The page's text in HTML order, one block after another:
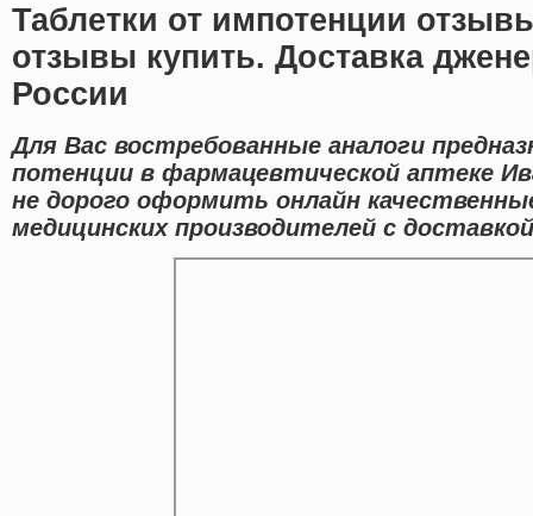
Таблетки от импотенции
отзывы купить. Доставка
России
Для Вас востребованные аналоги
потенции в фармацевтической аптеке
не дорого оформить онлайн
медицинских производителей с